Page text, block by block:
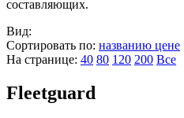
составляющих.
Вид:
Сортировать по: названию цене
На странице: 40 80 120 200 Все
Fleetguard